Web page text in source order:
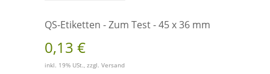
QS-Etiketten - Zum Test - 45 x 36 mm
0,13 €
inkl. 19% USt., zzgl. Versand